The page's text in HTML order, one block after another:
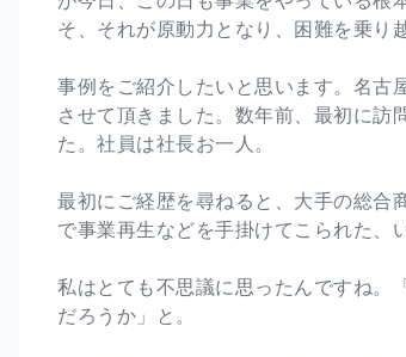
そ、それが原動力となり、困難を乗り
事例をご紹介したいと思います。名古
させて頂きました。数年前、最初に訪
た。社員は社長お一人。
最初にご経歴を尋ねると、大手の総合
で事業再生などを手掛けてこられた、
私はとても不思議に思ったんですね。
だろうか」と。